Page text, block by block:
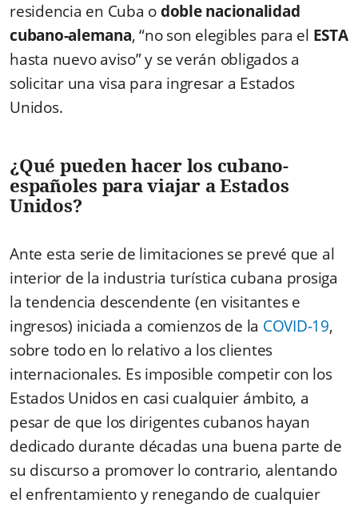
residencia en Cuba odoble nacionalidad
cubano-alemana, “no son elegibles para el ESTA
hasta nuevo aviso” y se verán obligados a
solicitar una visa para ingresar a Estados
Unidos.
¿Qué pueden hacer los cubano-
españoles para viajar a Estados
Unidos?
Ante esta serie de limitaciones se prevé que al
interior de la industria turística cubana prosiga
la tendencia descendente (en visitantes e
ingresos) iniciada a comienzos de la COVID-19,
sobre todo en lo relativo a los clientes
internacionales. Es imposible competir con los
Estados Unidos en casi cualquier ámbito, a
pesar de que los dirigentes cubanos hayan
dedicado durante décadas una buena parte de
su discurso a promover lo contrario, alentando
el enfrentamiento y renegando de cualquier